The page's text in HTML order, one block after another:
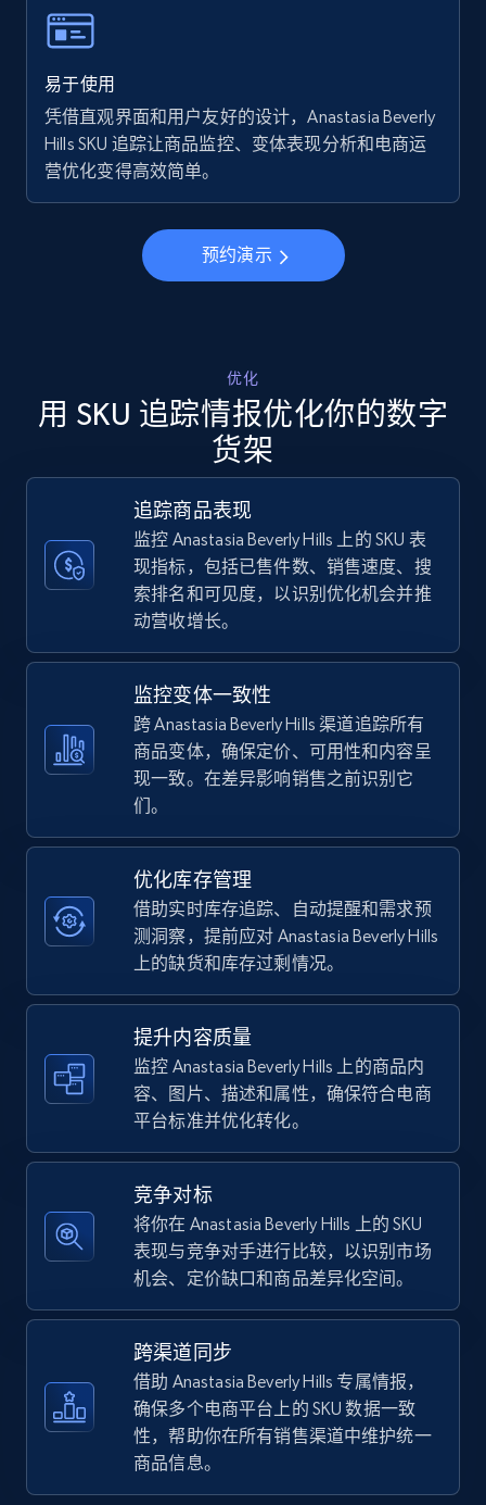
Walmart - products - Collects products by
specific keywords
URL, Final price, Sku, Currency, Gtin,
Specifications, Image urls, Top reviews, and
more.
5.6K+ 878+
Walmart - products - Discover products by
Specifications, Image urls, Top reviews, and
more.
TikTok Shop
URL, Title, Available, Description, Currency, Initial
price, Final price, Discount percent, and more.
TikTok Shop - category
URL, Title, Available, Description, Currency, Initial
price, Final price, Discount percent, and more.
5.4K+ 668+ 立即开始
TikTok Shop - Collect TikTok shop products
by keywords search
URL, Title, Available, Description, Currency, Initial
price, Final price, Discount percent, and more.
5.4K+ 668+ 立即开始
TikTok Shop - discover records by shop url
URL, Title, Available, Description, Currency, Initial
price, Final price, Discount percent, and more.
668+ 立即开始
易于使用
凭借直观界面和用户友好的设计，Anastasia Beverly
Hills SKU 追踪让商品监控、变体表现分析和电商运
营优化变得高效简单。
预约演示
优化
用 SKU 追踪情报优化你的数字
货架
追踪商品表现
监控 Anastasia Beverly Hills 上的 SKU 表
现指标，包括已售件数、销售速度、搜
索排名和可见度，以识别优化机会并推
动营收增长。
监控变体一致性
跨 Anastasia Beverly Hills 渠道追踪所有
商品变体，确保定价、可用性和内容呈
现一致。在差异影响销售之前识别它
们。
优化库存管理
借助实时库存追踪、自动提醒和需求预
测洞察，提前应对 Anastasia Beverly Hills
上的缺货和库存过剩情况。
提升内容质量
监控 Anastasia Beverly Hills 上的商品内
容、图片、描述和属性，确保符合电商
平台标准并优化转化。
竞争对标
将你在 Anastasia Beverly Hills 上的 SKU
表现与竞争对手进行比较，以识别市场
机会、定价缺口和商品差异化空间。
跨渠道同步
借助 Anastasia Beverly Hills 专属情报，
确保多个电商平台上的 SKU 数据一致
性，帮助你在所有销售渠道中维护统一
商品信息。